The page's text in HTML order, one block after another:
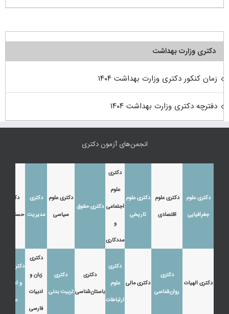
دکتری وزارت بهداشت
زمان کنکور دکتری وزارت بهداشت ۱۴۰۴
دفترچه دکتری وزارت بهداشت ۱۴۰۴
انجمن‌های آزمون دکتری
دکتری علوم
جغرافیایی
دکتری علوم
اقتصادی
دکتری علوم
تاریخی
دکتری
علوم
اجتماعی
و
مددکاری
دکتری حقوق
دکتری علوم
سیاسی
دکتری
مدیریت
دکتری
حسابداری
دکتری الهیات
دکتری
روان‌شناسی
دکتری مالی
دکتری
علوم
ارتباطات
دکتری
باستان‌شناسی
دکتری
تربیت بدنی
دکتری
زبان و
ادبیات
فارسی
دکتری زبان
و ادبیات
عرب